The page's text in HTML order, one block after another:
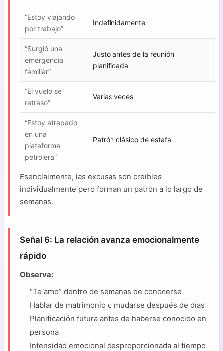
“Estoy viajando
por trabajo”
Indefinidamente
“Surgió una
emergencia
familiar”
Justo antes de la reunión
planificada
“El vuelo se
retrasó”
Varias veces
“Estoy atrapado
en una
plataforma
petrolera”
Patrón clásico de estafa
Esencialmente, las excusas son creíbles
individualmente pero forman un patrón a lo largo de
semanas.
Señal 6: La relación avanza emocionalmente
rápido
Observa:
“Te amo” dentro de semanas de conocerse
Hablar de matrimonio o mudarse después de días
Planificación futura antes de haberse conocido en
persona
Intensidad emocional desproporcionada al tiempo